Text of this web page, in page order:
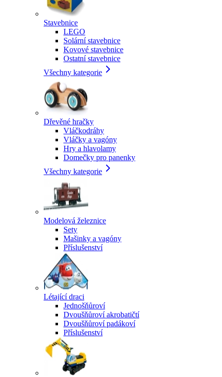
Stavebnice
LEGO
Solární stavebnice
Kovové stavebnice
Ostatní stavebnice
Všechny kategorie
Dřevěné hračky
Vláčkodráhy
Vláčky a vagóny
Hry a hlavolamy
Domečky pro panenky
Všechny kategorie
Modelová železnice
Sety
Mašinky a vagóny
Příslušenství
Létající draci
Jednošňůroví
Dvoušňůroví akrobatičtí
Dvoušňůroví padákoví
Příslušenství